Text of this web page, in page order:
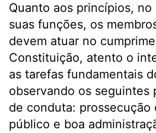
Quanto aos princípios,
suas funções, os
devem atuar no
Constituição, atento o
as tarefas fundamentais
observando os seguintes
de conduta: prossecução
público e boa